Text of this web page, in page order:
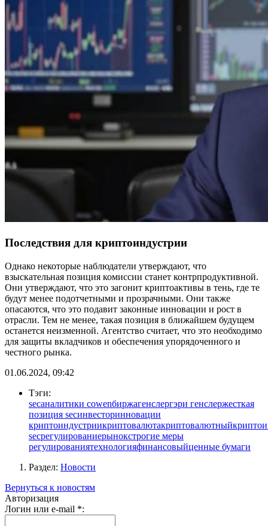
Последствия для криптоиндустрии
Однако некоторые наблюдатели утверждают, что
взыскательная позиция комиссии станет контрпродуктивной.
Они утверждают, что это загонит криптоактивы в тень, где те
будут менее подотчетными и прозрачными. Они также
опасаются, что это подавит законные инновации и рост в
отрасли. Тем не менее, такая позиция в ближайшем будущем
останется неизменной. Агентство считает, что это необходимо
для защиты вкладчиков и обеспечения упорядоченного и
честного рынка.
01.06.2024, 09:42
Тэги:
secаналитики cowenбиржагенслергэри генслержесткая
позиция secинвесторинновации
криптоиндустриикриптовалютакриптовалютный
secрегулированиерынокстрогие меры
регулированиятехнологияфинансовыйценные бумаги
Раздел: Новости
Вернуться к новостям
Авторизация
Логин или e-mail *: